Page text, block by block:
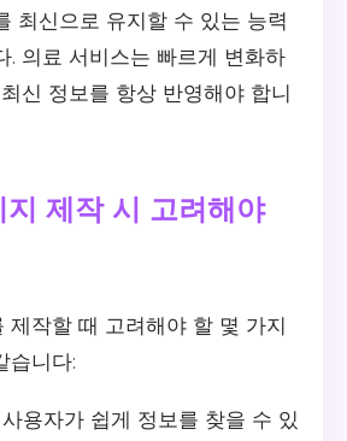
최신으로 유지할 수 있는 능력
. 의료 서비스는 빠르게 변화하
신 정보를 항상 반영해야 합니
지 제작 시 고려해야
제작할 때 고려해야 할 몇 가지
습니다:
사용자가 쉽게 정보를 찾을 수 있